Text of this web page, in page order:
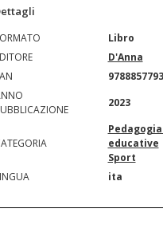
Libro
D'Anna
2023
educative
Sport
ita